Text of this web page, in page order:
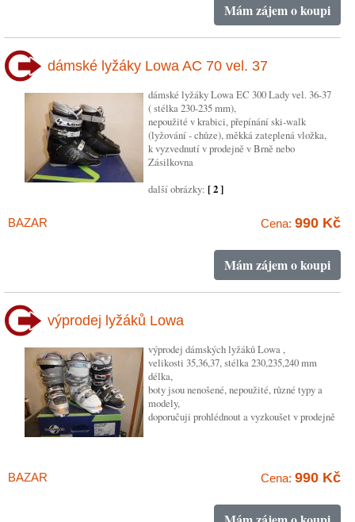
Mám zájem o koupi
dámské lyžáky Lowa AC 70 vel. 37
dámské lyžáky Lowa EC 300 Lady vel. 36-37
( stélka 230-235 mm),
nepoužité v krabici, přepínání ski-walk
(lyžování - chůze), měkká zateplená vložka,
k vyzvednutí v prodejně v Brně nebo
Zásilkovna
další obrázky: [ 2 ]
BAZAR Cena: 990 Kč
Mám zájem o koupi
výprodej lyžáků Lowa
výprodej dámských lyžáků Lowa ,
velikosti 35,36,37, stélka 230,235,240 mm
délka,
boty jsou nenošené, nepoužité, různé typy a
modely,
doporučuji prohlédnout a vyzkoušet v prodejně
BAZAR Cena: 990 Kč